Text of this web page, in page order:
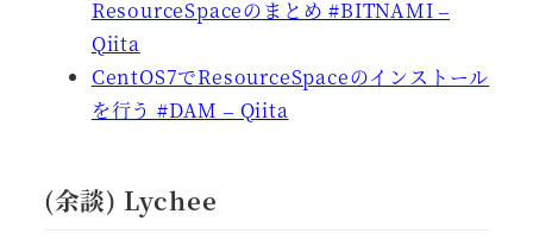
ResourceSpaceのまとめ #BITNAMI –
Qiita
CentOS7でResourceSpaceのインストール
を行う #DAM – Qiita
(余談) Lychee